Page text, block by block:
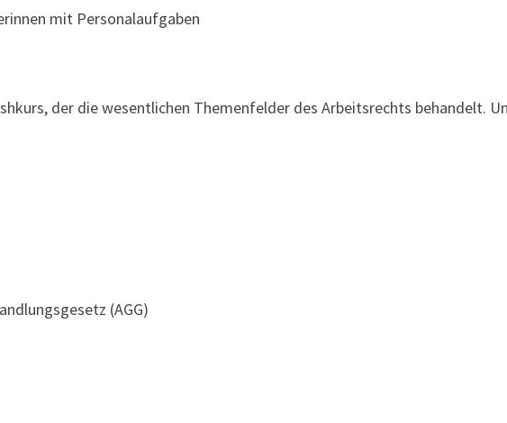
mit Personalaufgaben
der die wesentlichen Themenfelder des Arbeitsrechts behandelt.
(AGG)